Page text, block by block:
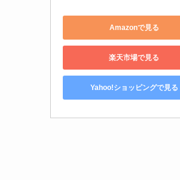
Amazonで見る
楽天市場で見る
Yahoo!ショッピングで見る